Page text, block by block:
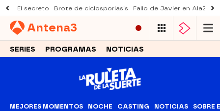
El secreto Brote de ciclosporiasis Fallo de Javier en AlaZ
Antena3
SERIES PROGRAMAS NOTICIAS
MEJORES MOMENTOS NOCHE CASTING NOTICIAS SOBRE